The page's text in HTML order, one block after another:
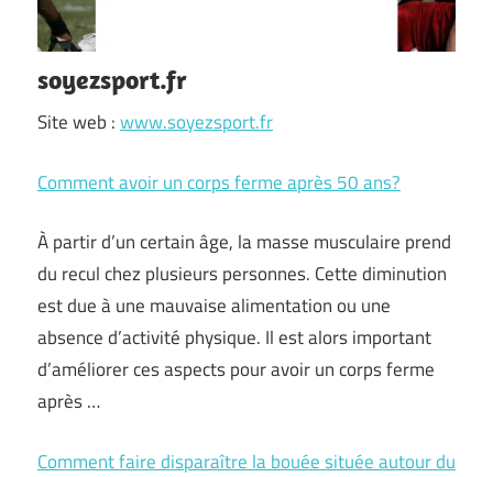
soyezsport.fr
Site web :www.soyezsport.fr
Comment avoir un corps ferme après 50 ans?
À partir d’un certain âge, la masse musculaire prend
du recul chez plusieurs personnes. Cette diminution
est due à une mauvaise alimentation ou une
absence d’activité physique. Il est alors important
d’améliorer ces aspects pour avoir un corps ferme
après …
Comment faire disparaître la bouée située autour du